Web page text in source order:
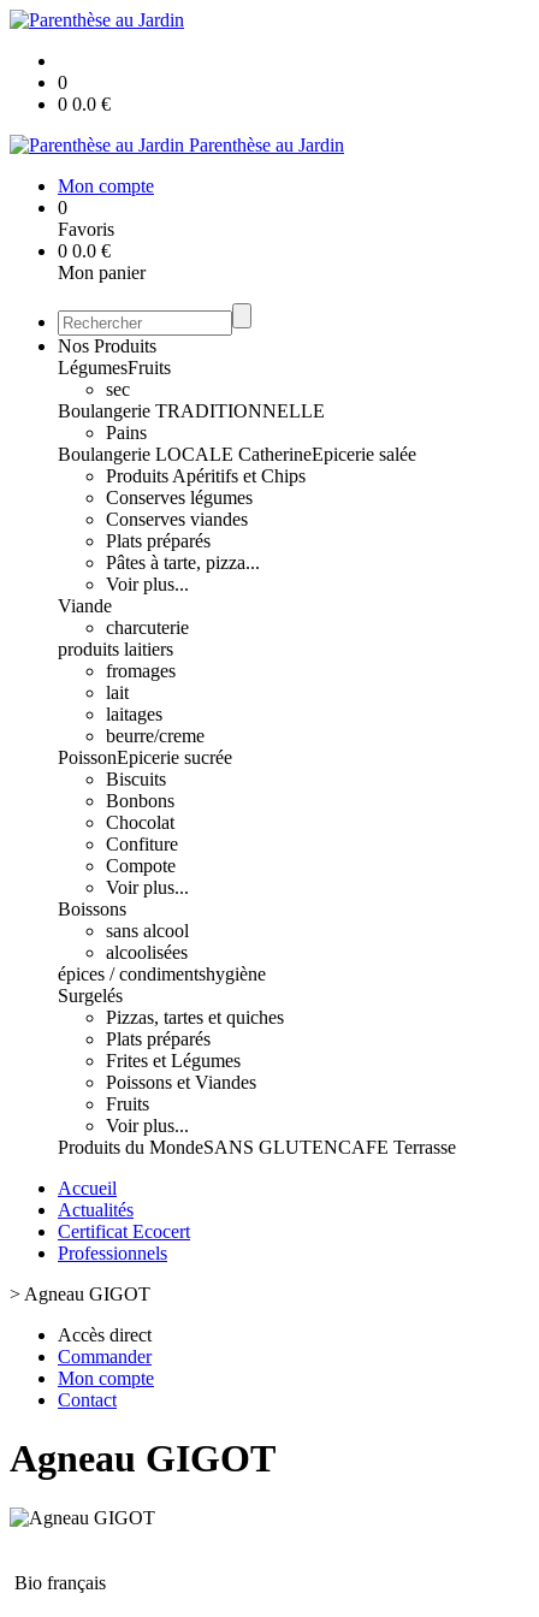
0
0 0.0 €
Parenthèse au Jardin
Mon compte
0
Favoris
0 0.0 €
Mon panier
Nos Produits
LégumesFruits
sec
Boulangerie TRADITIONNELLE
Pains
Boulangerie LOCALE CatherineEpicerie salée
Produits Apéritifs et Chips
Conserves légumes
Conserves viandes
Plats préparés
Pâtes à tarte, pizza...
Voir plus...
Viande
charcuterie
produits laitiers
fromages
lait
laitages
beurre/creme
PoissonEpicerie sucrée
Biscuits
Bonbons
Chocolat
Confiture
Compote
Voir plus...
Boissons
sans alcool
alcoolisées
épices / condimentshygiène
Surgelés
Pizzas, tartes et quiches
Plats préparés
Frites et Légumes
Poissons et Viandes
Fruits
Voir plus...
Produits du MondeSANS GLUTENCAFE Terrasse
Accueil
Actualités
Certificat Ecocert
Professionnels
> Agneau GIGOT
Accès direct
Commander
Mon compte
Contact
Agneau GIGOT
Bio français